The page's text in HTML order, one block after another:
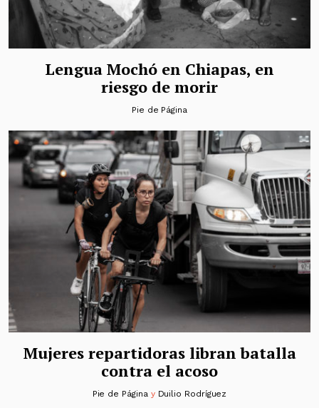
Lengua Mochó en Chiapas, en
riesgo de morir
Pie de Página
Mujeres repartidoras libran batalla
contra el acoso
Pie de Páginay Duilio Rodríguez